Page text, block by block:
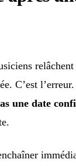
C’est l’erreur.
une date